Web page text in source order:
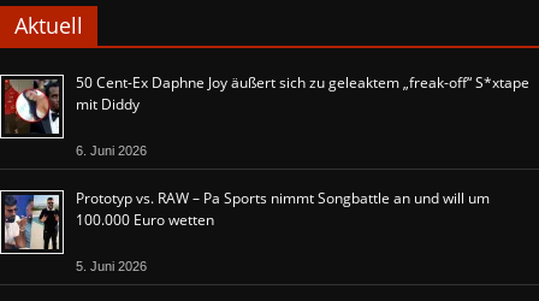
Aktuell
50 Cent-Ex Daphne Joy äußert sich zu geleaktem „freak-off“ S*xtape
mit Diddy
6. Juni 2026
Prototyp vs. RAW – Pa Sports nimmt Songbattle an und will um
100.000 Euro wetten
5. Juni 2026